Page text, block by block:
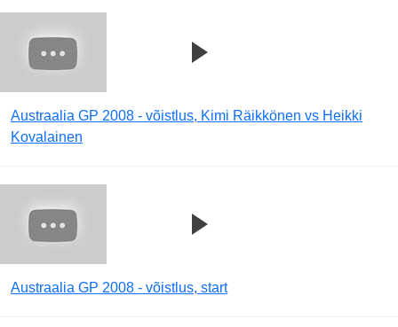
Austraalia GP 2008 - võistlus, Kimi Räikkönen vs Heikki
Kovalainen
Austraalia GP 2008 - võistlus, start